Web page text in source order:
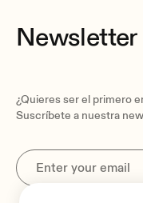
Newsletter
¿Quieres ser el primero
Suscríbete a nuestra